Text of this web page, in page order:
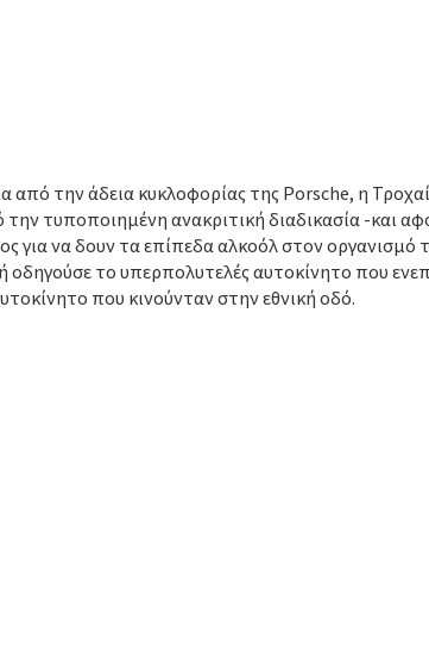
από την άδεια κυκλοφορίας της Porsche, η
τυποποιημένη ανακριτική διαδικασία -και
για να δουν τα επίπεδα αλκοόλ στον οργανισμό
οδηγούσε το υπερπολυτελές αυτοκίνητο που
που κινούνταν στην εθνική οδό.